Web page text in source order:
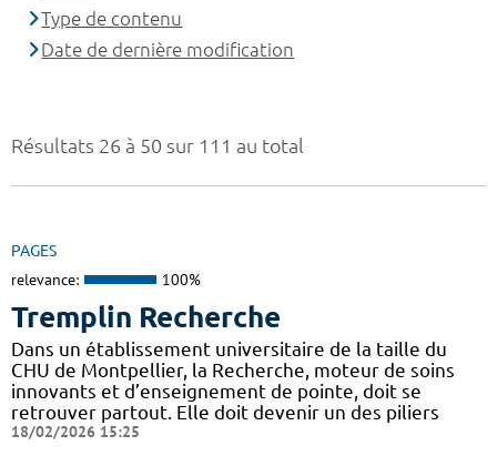
Résultats 26 à 50 sur 111 au total
PAGES
relevance: 100%
Tremplin Recherche
Dans un établissement universitaire de la taille du
CHU de Montpellier, la Recherche, moteur de soins
innovants et d’enseignement de pointe, doit se
retrouver partout. Elle doit devenir un des piliers
18/02/2026 15:25
Type de contenu
Date de dernière modification